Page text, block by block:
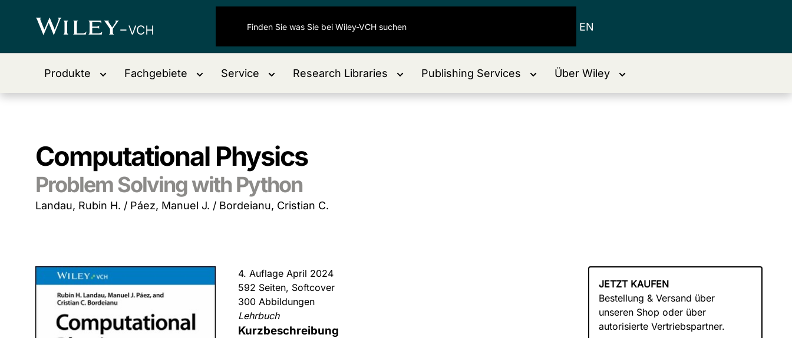
EN
Produkte Fachgebiete Service Research Libraries Publishing Services Über Wiley
Computational Physics
Problem Solving with Python
Landau, Rubin H. / Páez, Manuel J. / Bordeianu, Cristian C.
4. Auflage April 2024
592 Seiten, Softcover
300 Abbildungen
Lehrbuch
Kurzbeschreibung
JETZT KAUFEN
Bestellung & Versand über
unseren Shop oder über
autorisierte Vertriebspartner.